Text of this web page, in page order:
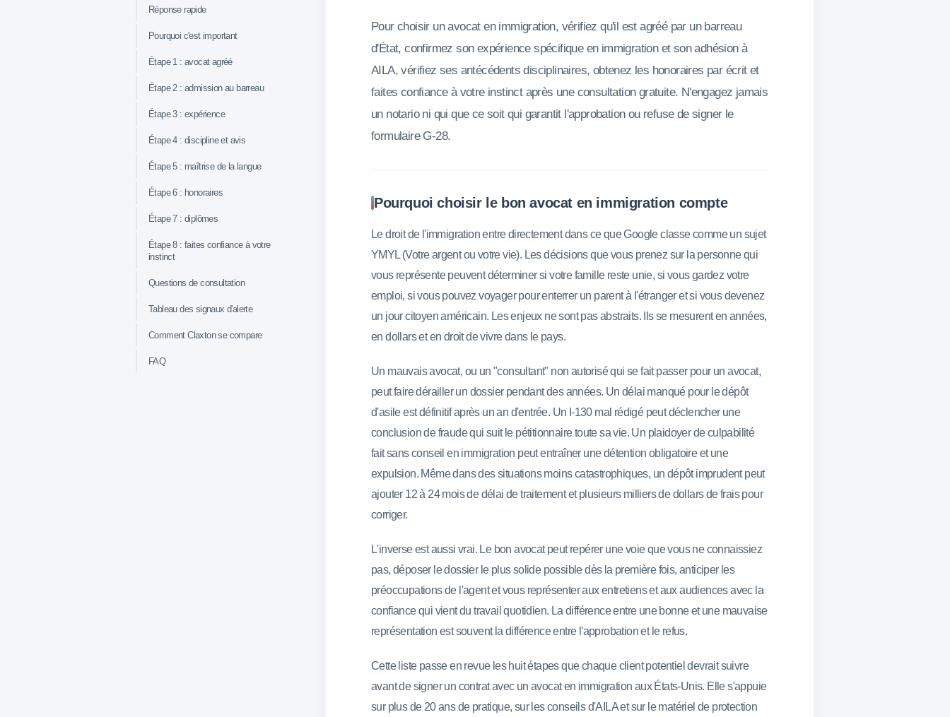
Réponse rapide
Pourquoi c'est important
Étape 1 : avocat agréé
Étape 2 : admission au barreau
Étape 3 : expérience
Étape 4 : discipline et avis
Étape 5 : maîtrise de la langue
Étape 6 : honoraires
Étape 7 : diplômes
Étape 8 : faites confiance à votre
instinct
Questions de consultation
Tableau des signaux d'alerte
Comment Claxton se compare
FAQ
Pour choisir un avocat en immigration, vérifiez qu'il est agréé par un barreau
d'État, confirmez son expérience spécifique en immigration et son adhésion à
AILA, vérifiez ses antécédents disciplinaires, obtenez les honoraires par écrit et
faites confiance à votre instinct après une consultation gratuite. N'engagez jamais
un notario ni qui que ce soit qui garantit l'approbation ou refuse de signer le
formulaire G-28.
Pourquoi choisir le bon avocat en immigration compte
Le droit de l'immigration entre directement dans ce que Google classe comme un sujet
YMYL (Votre argent ou votre vie). Les décisions que vous prenez sur la personne qui
vous représente peuvent déterminer si votre famille reste unie, si vous gardez votre
emploi, si vous pouvez voyager pour enterrer un parent à l'étranger et si vous devenez
un jour citoyen américain. Les enjeux ne sont pas abstraits. Ils se mesurent en années,
en dollars et en droit de vivre dans le pays.
Un mauvais avocat, ou un "consultant" non autorisé qui se fait passer pour un avocat,
peut faire dérailler un dossier pendant des années. Un délai manqué pour le dépôt
d'asile est définitif après un an d'entrée. Un I-130 mal rédigé peut déclencher une
conclusion de fraude qui suit le pétitionnaire toute sa vie. Un plaidoyer de culpabilité
fait sans conseil en immigration peut entraîner une détention obligatoire et une
expulsion. Même dans des situations moins catastrophiques, un dépôt imprudent peut
ajouter 12 à 24 mois de délai de traitement et plusieurs milliers de dollars de frais pour
corriger.
L'inverse est aussi vrai. Le bon avocat peut repérer une voie que vous ne connaissiez
pas, déposer le dossier le plus solide possible dès la première fois, anticiper les
préoccupations de l'agent et vous représenter aux entretiens et aux audiences avec la
confiance qui vient du travail quotidien. La différence entre une bonne et une mauvaise
représentation est souvent la différence entre l'approbation et le refus.
Cette liste passe en revue les huit étapes que chaque client potentiel devrait suivre
avant de signer un contrat avec un avocat en immigration aux États-Unis. Elle s'appuie
sur plus de 20 ans de pratique, sur les conseils d'AILA et sur le matériel de protection